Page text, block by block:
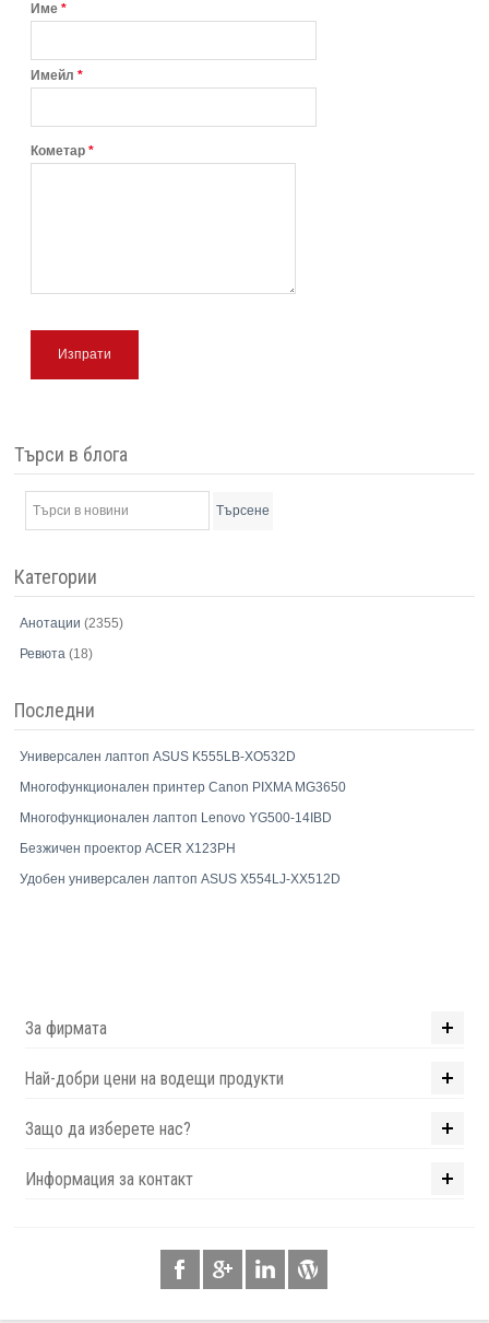
Име *
Имейл *
Кометар *
Изпрати
Търси в блога
Търсене
Категории
Анотации(2355)
Ревюта(18)
Последни
Универсален лаптоп ASUS K555LB-XO532D
Многофункционален принтер Canon PIXMA MG3650
Многофункционален лаптоп Lenovo YG500-14IBD
Безжичен проектор ACER X123PH
Удобен универсален лаптоп ASUS X554LJ-XX512D
За фирмата
Най-добри цени на водещи продукти
Защо да изберете нас?
Информация за контакт